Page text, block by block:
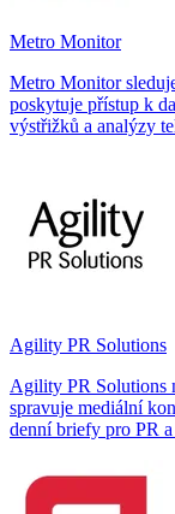
Metro Monitor
Metro Monitor
poskytuje přístup k
výstřižků a analýzy
Agility PR Solutions
Agility PR Solutions
spravuje mediální
denní briefy pro PR